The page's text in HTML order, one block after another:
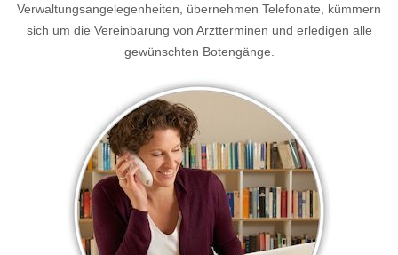
Verwaltungsangelegenheiten, übernehmen Telefonate, kümmern
sich um die Vereinbarung von Arztterminen und erledigen alle
gewünschten Botengänge.